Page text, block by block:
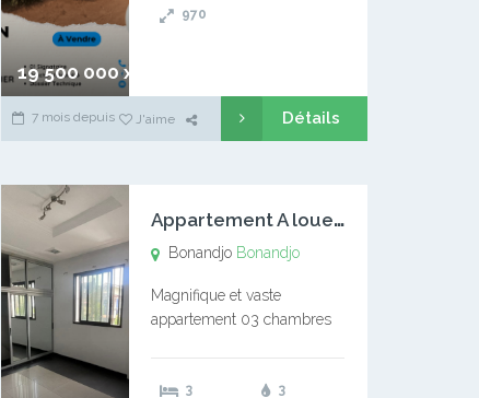
19 500 000 xaf
l’Université Catholique –
970
7 mois depuis J'aime Détails
A
ppartement A louer Bonandjo
Bonandjo Bonandjo
Magnifique et vaste
appartement 03 chambres
douches 01 vaste salon 01
3
3